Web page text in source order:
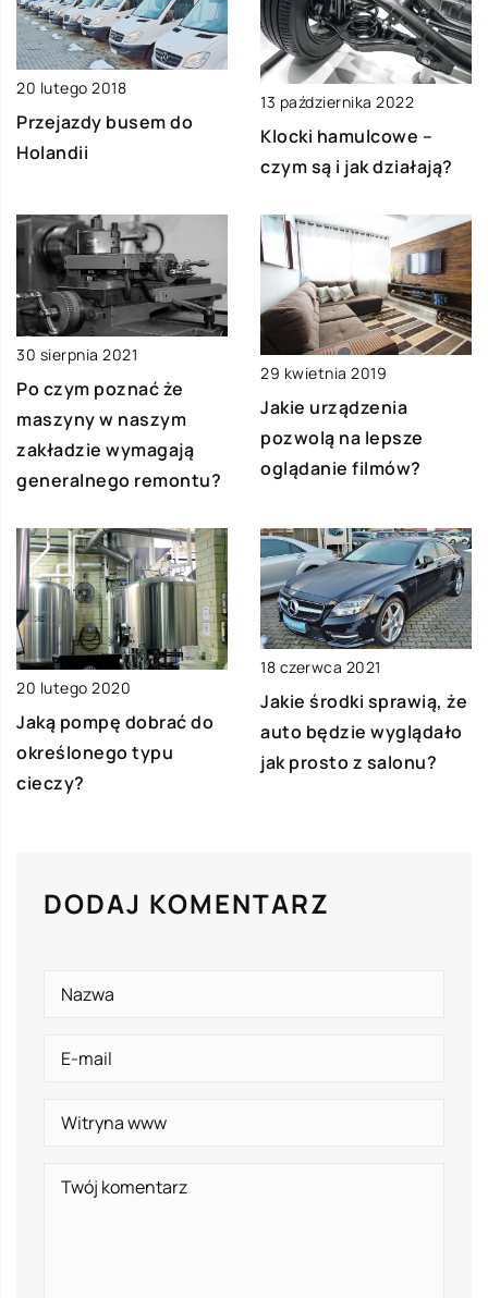
20 lutego 2018
Przejazdy busem do
Holandii
13 października 2022
Klocki hamulcowe –
czym są i jak działają?
30 sierpnia 2021
Po czym poznać że
maszyny w naszym
zakładzie wymagają
generalnego remontu?
29 kwietnia 2019
Jakie urządzenia
pozwolą na lepsze
oglądanie filmów?
20 lutego 2020
Jaką pompę dobrać do
określonego typu
cieczy?
18 czerwca 2021
Jakie środki sprawią, że
auto będzie wyglądało
jak prosto z salonu?
DODAJ KOMENTARZ